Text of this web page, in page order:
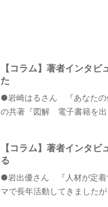
【コラム】著者インタ
た
●岩崎はるさん 『あなたの
の共著『図解 電子書籍を出
【コラム】著者インタ
る
●岩出優さん 『人材が定着
マで長年活動してきました